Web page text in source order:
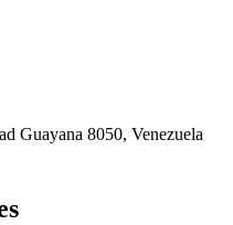
Guayana 8050, Venezuela